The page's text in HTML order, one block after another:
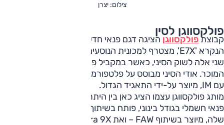
צילום: יצרן
פולקסווגן לסין
קבוצתפולקסווגן
שני אלה לשוק הסיני, כאשר במקביל פועל מותג
המוכר. אודי הסיני מבוסס על פלטפורמה של סאיק, חולק אותה
עם IM, מיוצר על-ידי התאגיד הגדול.
פנאי חשמלי בגודל בינוני, פותח בשיתוף אקספנג ועם מכלולים